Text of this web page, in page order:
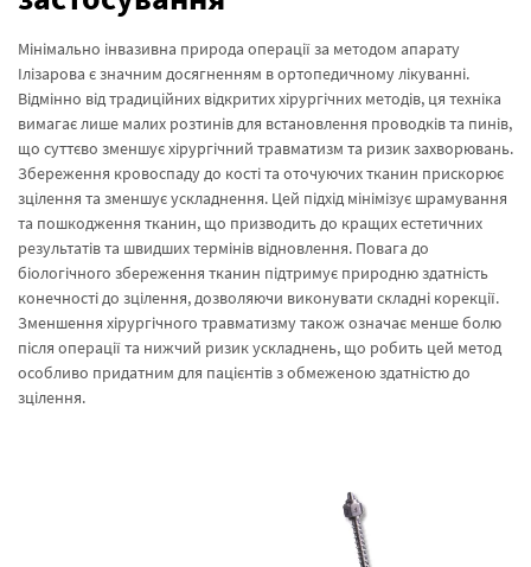
Мінімально інвазивна природа операції за методом апарату
Ілізарова є значним досягненням в ортопедичному лікуванні.
Відмінно від традиційних відкритих хірургічних методів, ця техніка
вимагає лише малих розтинів для встановлення проводків та пинів,
що суттєво зменшує хірургічний травматизм та ризик захворювань.
Збереження кровоспаду до кості та оточуючих тканин прискорює
зцілення та зменшує ускладнення. Цей підхід мінімізує шрамування
та пошкодження тканин, що призводить до кращих естетичних
результатів та швидших термінів відновлення. Повага до
біологічного збереження тканин підтримує природню здатність
конечності до зцілення, дозволяючи виконувати складні корекції.
Зменшення хірургічного травматизму також означає менше болю
після операції та нижчий ризик ускладнень, що робить цей метод
особливо придатним для пацієнтів з обмеженою здатністю до
зцілення.